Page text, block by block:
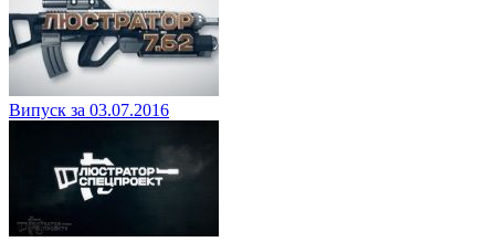
Випуск за 03.07.2016